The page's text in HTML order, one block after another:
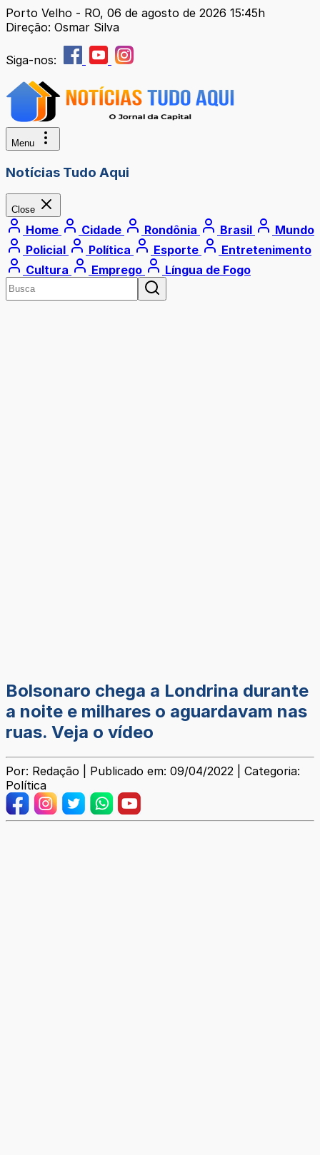
Porto Velho - RO, 06 de agosto de 2026 15:45h
Direção: Osmar Silva
Siga-nos:
Menu
Notícias Tudo Aqui
Close
Home Cidade Rondônia Brasil
Mundo
Policial
Política Esporte
Entretenimento
Cultura
Emprego Língua de Fogo
Bolsonaro chega a Londrina durante
a noite e milhares o aguardavam nas
ruas. Veja o vídeo
Por: Redação | Publicado em: 09/04/2022 | Categoria:
Política